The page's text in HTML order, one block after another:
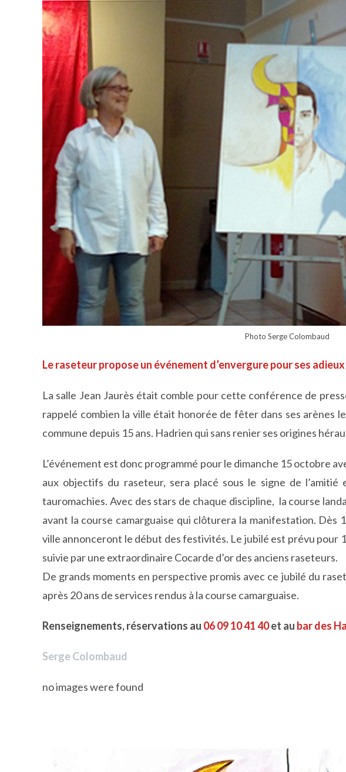
publication :
Photo Serge Colombaud
Le raseteur propose un événement d’envergure pour ses
La salle Jean Jaurès était comble pour cette conférence de
rappelé combien la ville était honorée de fêter dans ses arènes
commune depuis 15 ans. Hadrien qui sans renier ses origines
L’événement est donc programmé pour le dimanche 15 octobre
aux objectifs du raseteur, sera placé sous le signe de
tauromachies. Avec des stars de chaque discipline, la course
avant la course camarguaise qui clôturera la manifestation. Dès
ville annonceront le début des festivités. Le jubilé est prévu pour
suivie par une extraordinaire Cocarde d’or des anciens raseteurs.
De grands moments en perspective promis avec ce jubilé du
après 20 ans de services rendus à la course camarguaise.
Renseignements, réservations au 06 09 10 41 40et au bar des
Serge Colombaud
no images were found